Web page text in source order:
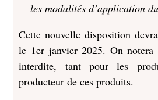
les modalités d’application
Cette nouvelle disposition
le 1er janvier 2025. On
interdite, tant pour les
producteur de ces produits.